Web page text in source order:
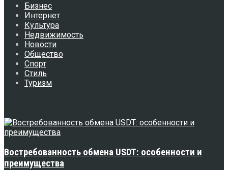
Бизнес
Интернет
Культура
Недвижимость
Новости
Общество
Спорт
Стиль
Туризм
Востребованность обмена USDT: особенности и
преимущества